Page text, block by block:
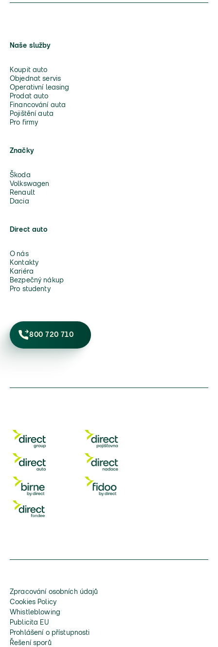
Naše služby
Koupit auto
Objednat servis
Operativní leasing
Prodat auto
Financování auta
Pojištění auta
Pro firmy
Značky
Škoda
Volkswagen
Renault
Dacia
Direct auto
O nás
Kontakty
Kariéra
Bezpečný nákup
Pro studenty
800 720 710
Zpracování osobních údajů
Cookies Policy
Whistleblowing
Publicita EU
Prohlášení o přístupnosti
Řešení sporů